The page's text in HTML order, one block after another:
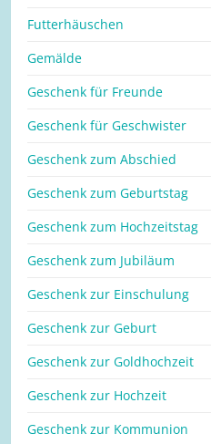
Futterhäuschen
Gemälde
Geschenk für Freunde
Geschenk für Geschwister
Geschenk zum Abschied
Geschenk zum Geburtstag
Geschenk zum Hochzeitstag
Geschenk zum Jubiläum
Geschenk zur Einschulung
Geschenk zur Geburt
Geschenk zur Goldhochzeit
Geschenk zur Hochzeit
Geschenk zur Kommunion